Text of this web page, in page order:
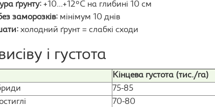
ґрунту: +10…+12°C на глибині 10 см
заморозків: мінімум 10 днів
холодний ґрунт = слабкі сходи
і густота
Кінцева густота (тис./га)
75-85
70-80